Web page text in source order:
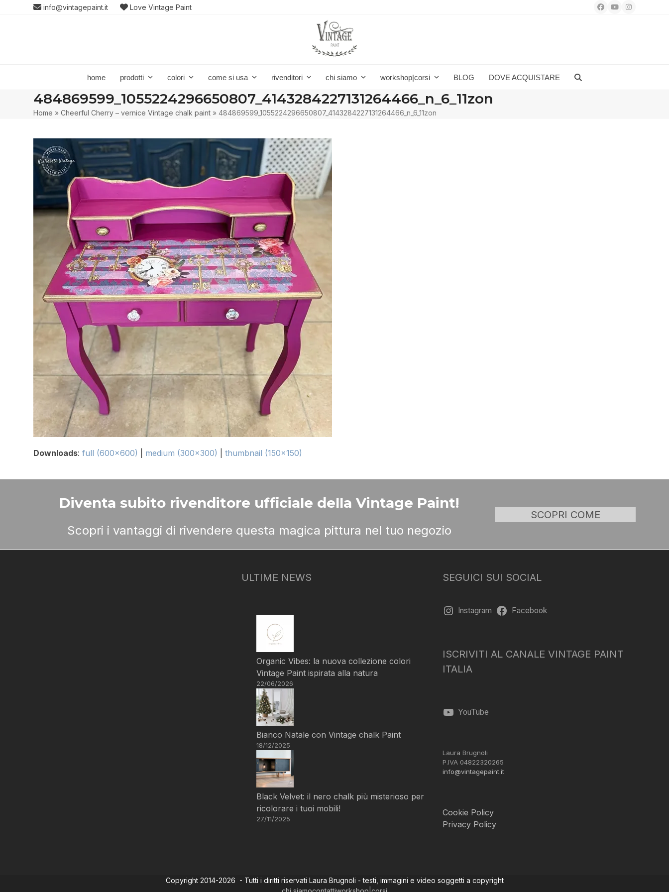
info@vintagepaint.it Love Vintage Paint Facebook
YouTubeInstagram
home prodotti colori come si usa rivenditori chi siamo workshop|corsi BLOG DOVE ACQUISTARE
484869599_1055224296650807_4143284227131264466_n_6_11zon
Home »Cheerful Cherry – vernice Vintage chalk paint »484869599_1055224296650807_4143284227131264466_n_6_11zon
Downloads:full (600x600) medium (300x300) |thumbnail (150x150)
Diventa subito rivenditore ufficiale della Vintage Paint!
Scopri i vantaggi di rivendere questa magica pittura nel tuo negozio
SCOPRI COME
ULTIME NEWS
Organic Vibes: la nuova collezione colori
Vintage Paint ispirata alla natura
22/06/2026
Bianco Natale con Vintage chalk Paint
18/12/2025
Black Velvet: il nero chalk più misterioso per
ricolorare i tuoi mobili!
27/11/2025
SEGUICI SUI SOCIAL
Instagram Facebook
ISCRIVITI AL CANALE VINTAGE PAINT
ITALIA
YouTube
Laura Brugnoli
P.IVA 04822320265
info@vintagepaint.it
Cookie Policy
Privacy Policy
Copyright 2014-2026 - Tutti i diritti riservati Laura Brugnoli - testi, immagini e video soggetti a copyright